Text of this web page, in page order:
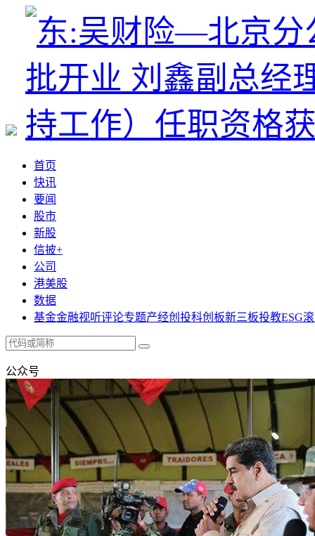
首页
快讯
要闻
股市
新股
信披+
公司
港美股
数据
基金金融视听评论专题产经创投科创板新三板投教ESG
公众号